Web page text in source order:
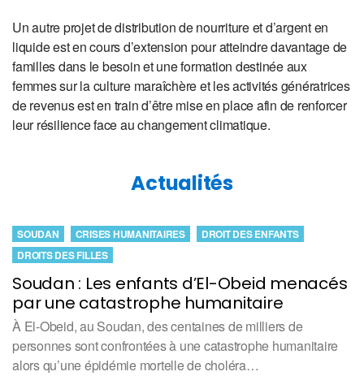
Un autre projet de distribution de nourriture et d’argent en
liquide est en cours d’extension pour atteindre davantage de
familles dans le besoin et une formation destinée aux
femmes sur la culture maraîchère et les activités génératrices
de revenus est en train d’être mise en place afin de renforcer
leur résilience face au changement climatique.
Actualités
Soudan : Les enfants d’El-Obeid menacés
par une catastrophe humanitaire
SOUDAN CRISES HUMANITAIRES
DROIT DES ENFANTS
DROITS DES FILLES
À El-Obeid, au Soudan, des centaines de milliers de
personnes sont confrontées à une catastrophe humanitaire
alors qu’une épidémie mortelle de choléra…